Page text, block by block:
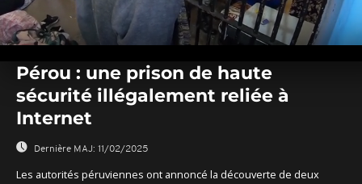
seconds
seconds
Pérou : une prison de haute
sécurité illégalement reliée à
Internet
Dernière MAJ: 11/02/2025
Les autorités péruviennes ont annoncé la découverte de deux